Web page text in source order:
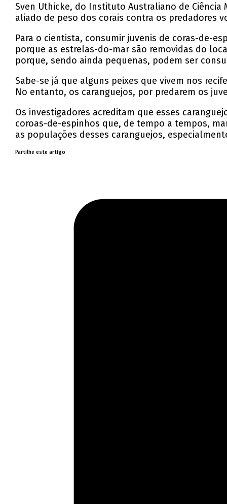
Sven Uthicke, do Instituto Australiano de
aliado de peso dos corais contra os predadores
Para o cientista, consumir juvenis de coras-de-
porque as estrelas-do-mar são removidas do
porque, sendo ainda pequenas, podem ser
Sabe-se já que alguns peixes que vivem nos
No entanto, os caranguejos, por predarem os
Os investigadores acreditam que esses
coroas-de-espinhos que, de tempo a tempos,
as populações desses caranguejos,
Partilhe este artigo